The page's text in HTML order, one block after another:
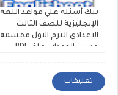
بنك أسئلة علي قواعد اللغة
الإنجليزية للصف الثالث
الاعدادي الترم الاول مقسمة
حسب الوحدات ملفPDF
تعليقات